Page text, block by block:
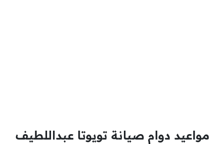
مواعيد دوام صيانة تويوتا عبداللطيف